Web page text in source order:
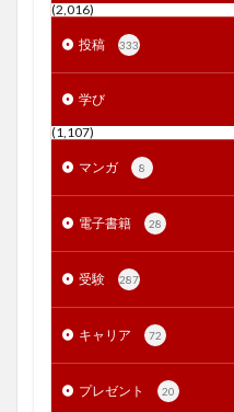
(2,016)
投稿 333
学び
(1,107)
マンガ 8
電子書籍 28
受験 287
キャリア 72
プレゼント 20